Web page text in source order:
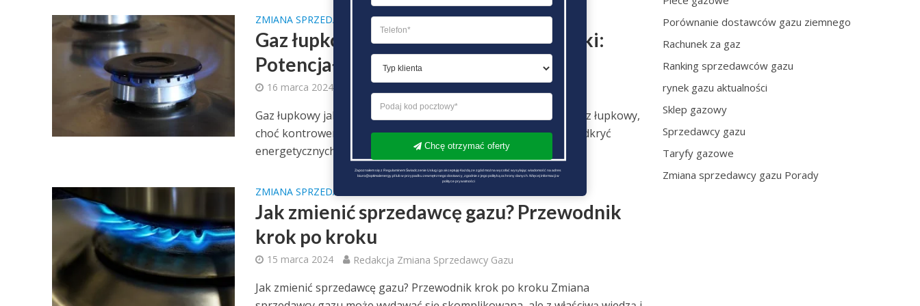
ZMIANA SPRZEDAWCY GAZU PORADY
Gaz łupkowy jako przyszłość energetyki:
Potencjał i wyzwania
16 marca 2024
Gaz łupkowy jako przyszłość energetyki: Potencjał i wyzwania Gaz łupkowy,
choć kontrowersyjny, jest uważany za jedno z najważniejszych odkryć
energetycznych...
ZMIANA SPRZEDAWCY GAZU PORADY
Jak zmienić sprzedawcę gazu? Przewodnik
krok po kroku
15 marca 2024 Redakcja Zmiana Sprzedawcy Gazu
Jak zmienić sprzedawcę gazu? Przewodnik krok po kroku Zmiana
Porównanie dostawców gazu ziemnego
Rachunek za gaz
Ranking sprzedawców gazu
rynek gazu aktualności
Sklep gazowy
Sprzedawcy gazu
Taryfy gazowe
Zmiana sprzedawcy gazu Porady
Chcę otrzymać oferty
Zapoznałem się z Regulaminem Świadczenie Usług i go akceptuję Każdą ze zgód można wycofać wysyłając wiadomość na adres
biuro@optimalenergy.pl lub w przypadku zewnętrznego dostawcy, zgodnie z jego polityką ochrony danych. Więcej informacji w
polityce prywatności